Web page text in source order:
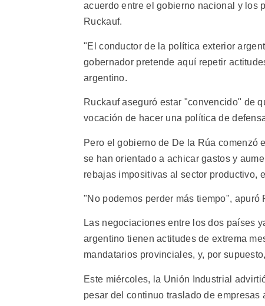
acuerdo entre el gobierno nacional y los
Ruckauf.
"El conductor de la política exterior
gobernador pretende aquí repetir
argentino.
Ruckauf aseguró estar "convencido" de
vocación de hacer una política de
Pero el gobierno de De la Rúa comenzó
se han orientado a achicar gastos y
rebajas impositivas al sector productivo,
"No podemos perder más tiempo",
Las negociaciones entre los dos países
argentino tienen actitudes de extrema
mandatarios provinciales, y, por
Este miércoles, la Unión Industrial
pesar del continuo traslado de